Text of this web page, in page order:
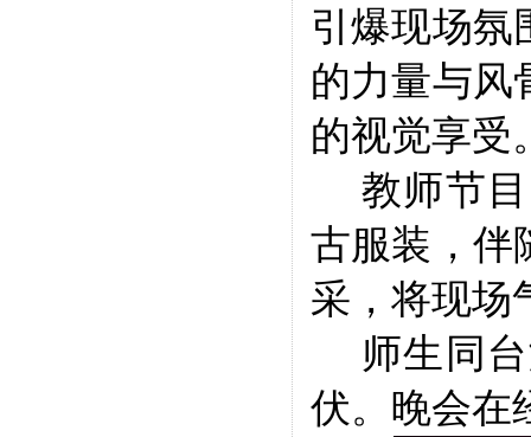
引爆现场氛
的力量与风
的视觉享受
教师节
古服装，伴
采，将现场
师生同
伏。晚会在